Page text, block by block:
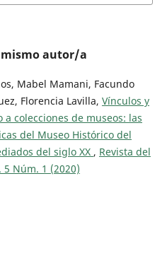
autor/a
Mabel Mamani, Facundo
Florencia Lavilla, Vínculos y
colecciones de museos: las
del Museo Histórico del
del siglo XX , Revista del
5 Núm. 1 (2020)